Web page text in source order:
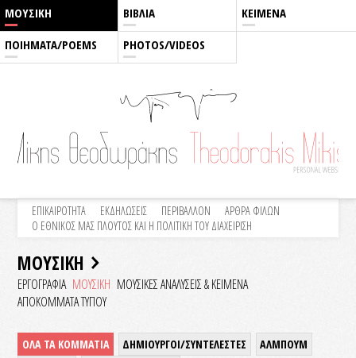
ΜΟΥΣΙΚΗ ΒΙΒΛΙΑ ΚΕΙΜΕΝΑ
ΠΟΙΗΜΑΤΑ/POEMS PHOTOS/VIDEOS
ΕΠΙΚΑΙΡΟΤΗΤΑ ΕΚΔΗΛΩΣΕΙΣ ΠΕΡΙΒΑΛΛΟΝ
ΑΡΘΡΑ ΦΙΛΩΝ
Ο ΕΘΝΙΚΟΣ ΜΑΣ ΠΛΟΥΤΟΣ ΚΑΙ Η ΠΟΛΙΤΙΚΗ ΤΟΥ ΔΙΑΧΕΙΡΙΣΗ
ΜΟΥΣΙΚΗ
ΕΡΓΟΓΡΑΦΙΑ ΜΟΥΣΙΚΗ ΜΟΥΣΙΚΕΣ ΑΝΑΛΥΣΕΙΣ & KEIMENA
ΑΠΟΚΟΜΜΑΤΑ ΤΥΠΟΥ
ΟΛΑ ΤΑ ΚΟΜΜΑΤΙΑ ΔΗΜΙΟΥΡΓΟΙ/ΣΥΝΤΕΛΕΣΤΕΣ
ΑΛΜΠΟΥΜ